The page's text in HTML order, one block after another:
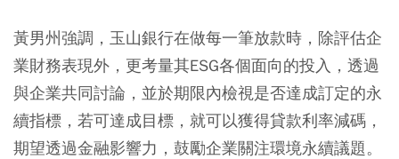
黃男州強調，玉山銀行在做每一筆放款時，除評估企
業財務表現外，更考量其ESG各個面向的投入，透過
與企業共同討論，並於期限內檢視是否達成訂定的永
續指標，若可達成目標，就可以獲得貸款利率減碼，
期望透過金融影響力，鼓勵企業關注環境永續議題。